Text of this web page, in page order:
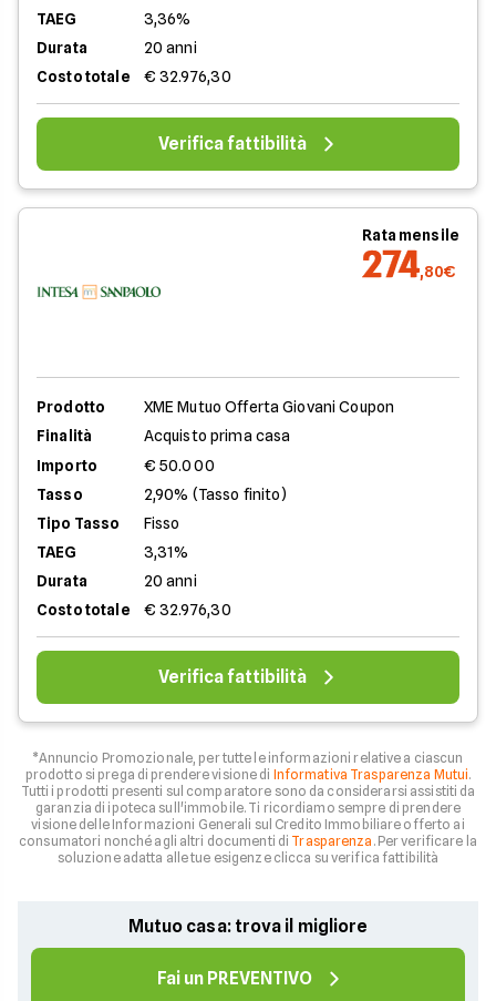
TAEG
3,36%
Durata
20 anni
Costo totale
€ 32.976,30
Verifica fattibilità
Rata mensile
274,80€
Prodotto
XME Mutuo Offerta Giovani Coupon
Finalità
Acquisto prima casa
Importo
€ 50.000
Tasso
2,90% (Tasso finito)
Tipo Tasso
Fisso
TAEG
3,31%
Durata
20 anni
Costo totale
€ 32.976,30
Verifica fattibilità
*Annuncio Promozionale, per tutte le informazioni relative a ciascun
prodotto si prega di prendere visione di Informativa Trasparenza Mutui.
Tutti i prodotti presenti sul comparatore sono da considerarsi assistiti da
garanzia di ipoteca sull'immobile. Ti ricordiamo sempre di prendere
visione delle Informazioni Generali sul Credito Immobiliare offerto ai
consumatori nonché agli altri documenti di Trasparenza . Per verificare la
soluzione adatta alle tue esigenze clicca su verifica fattibilità
Mutuo casa: trova il migliore
Fai un PREVENTIVO